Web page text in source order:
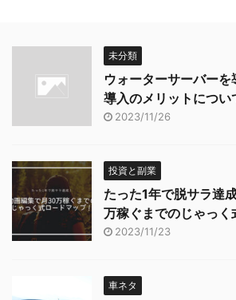
未分類
ウォーターサーバー
導入のメリットについ
2023/11/26
投資と副業
たった1年で脱サラ達
万稼ぐまでのじゃっく
2023/11/23
車ネタ